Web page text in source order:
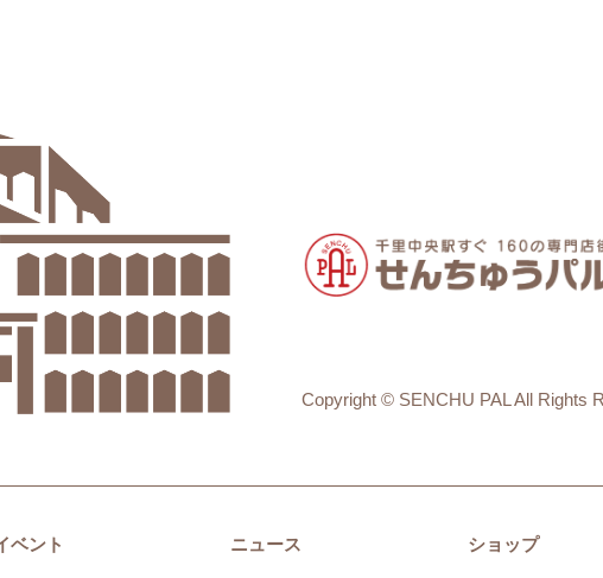
Copyright © SENCHU PAL All Rights
ベント ニュース ショップ